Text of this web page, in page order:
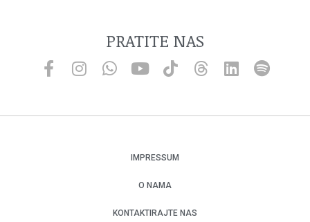
PRATITE NAS
IMPRESSUM
O NAMA
KONTAKTIRAJTE NAS